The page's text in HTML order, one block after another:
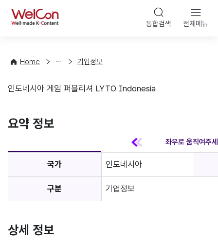
WelCon 통합검색 전체메뉴
Home
컨
팅
해
기
정
기업정보
기업정보
인도네시아 게임 퍼블리셔 LYTO Indonesia
요약 정보
국가 인도네시아
구분 기업정보
상세 정보